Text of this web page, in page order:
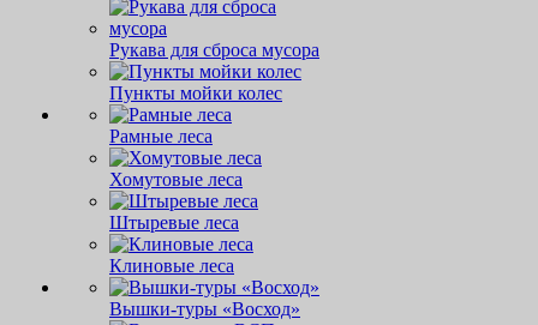
Рукава для сброса мусора
Пункты мойки колес
Рамные леса
Хомутовые леса
Штыревые леса
Клиновые леса
Вышки-туры «Восход»